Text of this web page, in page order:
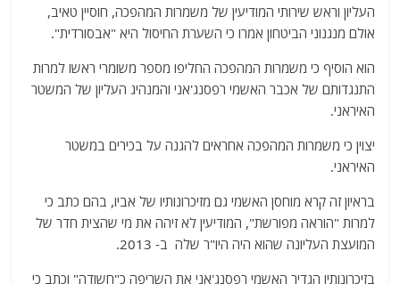
העליון וראש שירותי המודיעין של משמרות המהפכה, חוסיין טאיב,
אולם מנגנוני הביטחון אמרו כי השערת החיסול היא "אבסורדית".
הוא הוסיף כי משמרות המהפכה החליפו מספר משומרי ראשו למרות
התנגדותם של אכבר האשמי רפסנג'אני והמנהיג העליון של המשטר
האיראני.
יצוין כי משמרות המהפכה אחראים להגנה על בכירים במשטר
האיראני.
בראיון זה קרא מוחסן האשמי גם מזיכרונותיו של אביו, בהם כתב כי
למרות "הוראה מפורשת", המודיעין לא זיהה את מי שהצית חדר של
המועצת העליונה שהוא היה היו"ר שלה ב- 2013.
בזיכרונותיו הגדיר האשמי רפסנג'אני את השריפה כ"חשודה" וכתב כי